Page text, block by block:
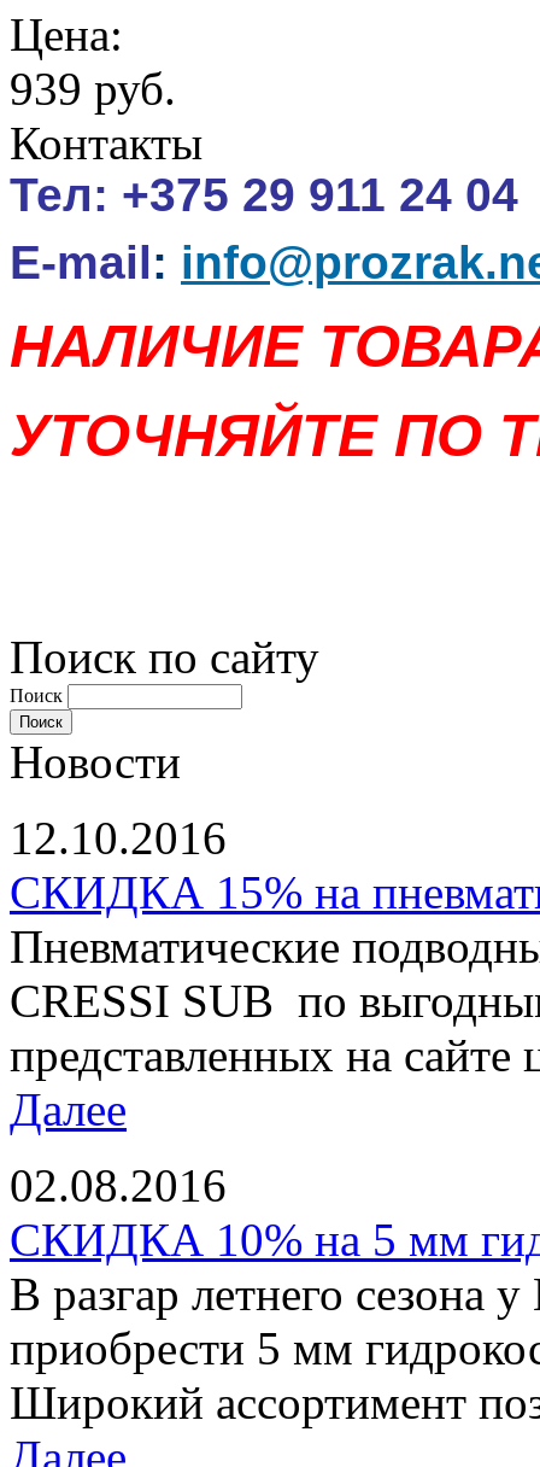
Цена:
939 руб.
Контакты
Тел: +375 29 911 24 04
E-mail:
НАЛИЧИЕ
УТОЧНЯЙТЕ ПО
Поиск по сайту
Поиск
Новости
12.10.2016
СКИДКА 15% на
Пневматические
CRESSI SUB по
представленных на
Далее
02.08.2016
СКИДКА 10% на 5 мм
В разгар летнего сезона
приобрести 5 мм
Широкий ассортимент
Далее